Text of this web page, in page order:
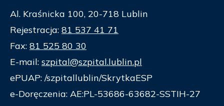
Al. Kraśnicka 100, 20-718 Lublin
Rejestracja: 81 537 41 71
Fax: 81 525 80 30
E-mail: szpital@szpital.lublin.pl
ePUAP: /szpitallublin/SkrytkaESP
e-Doręczenia: AE:PL-53686-63682-SSTIH-27